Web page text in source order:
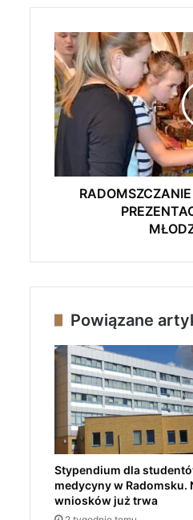
R
A
D
O
M
S
Z
C
Z
N
Ó
L
N
I
J
Powiązane
Stypendium dla
medycyny w Radomsku.
wniosków już trwa